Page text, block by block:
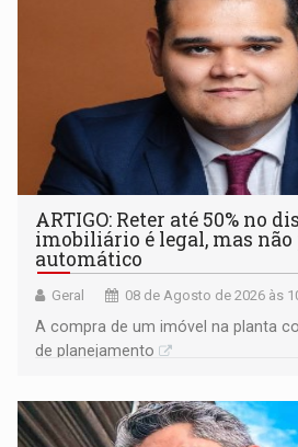
ARTIGO: Reter até 50% no
imobiliário é legal, mas não
automático
Geral 08 de Agosto de 2026 às
A compra de um imóvel na planta
de planejamento